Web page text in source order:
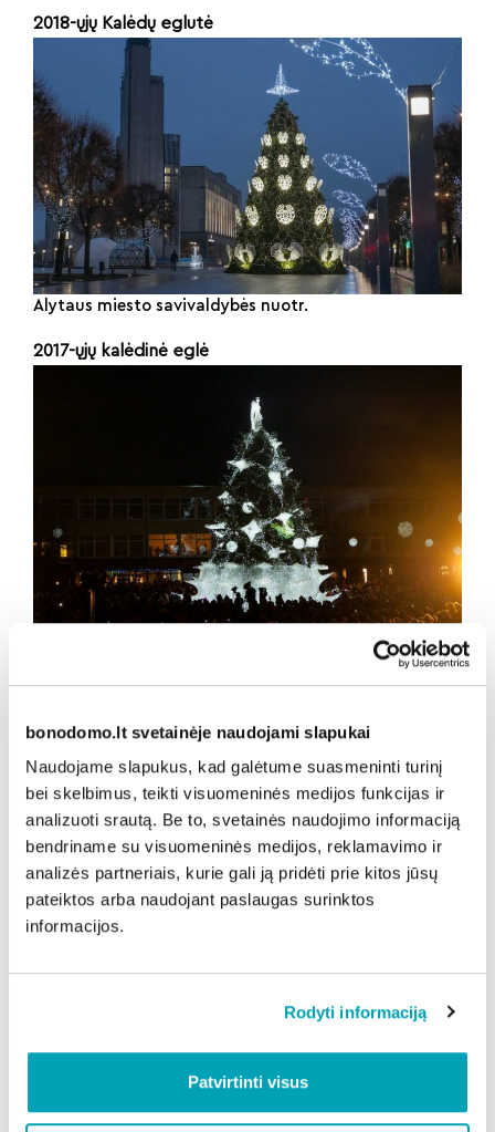
bonodomo.lt svetainėje naudojami slapukai
Naudojame slapukus, kad galėtume suasmeninti turinį
bei skelbimus, teikti visuomeninės medijos funkcijas ir
analizuoti srautą. Be to, svetainės naudojimo informaciją
bendriname su visuomeninės medijos, reklamavimo ir
analizės partneriais, kurie gali ją pridėti prie kitos jūsų
pateiktos arba naudojant paslaugas surinktos
informacijos.
Rodyti informaciją
Patvirtinti visus
2018-ųjų Kalėdų eglutė
Alytaus miesto savivaldybės nuotr.
2017-ųjų kalėdinė eglė